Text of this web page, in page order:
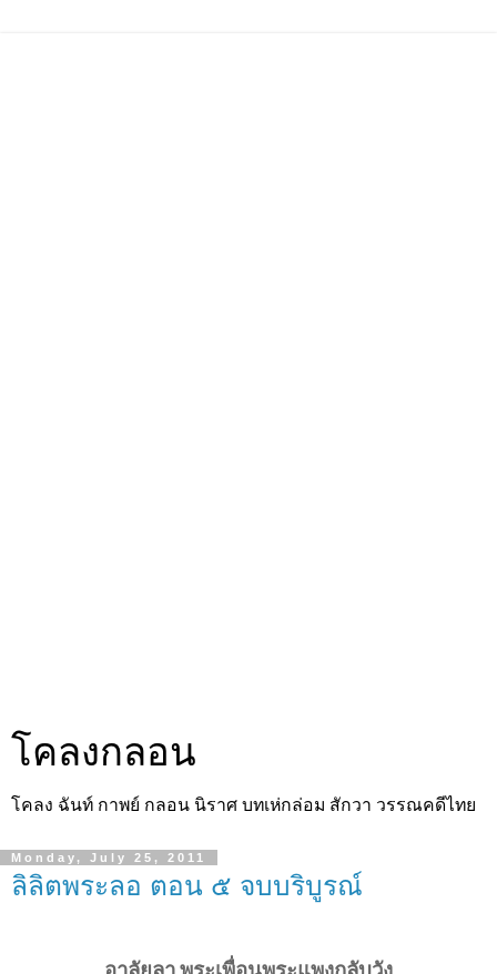
โคลงกลอน
โคลง ฉันท์ กาพย์ กลอน นิราศ บทเห่กล่อม สักวา วรรณคดีไทย
Monday, July 25, 2011
ลิลิตพระลอ ตอน ๕ จบบริบูรณ์